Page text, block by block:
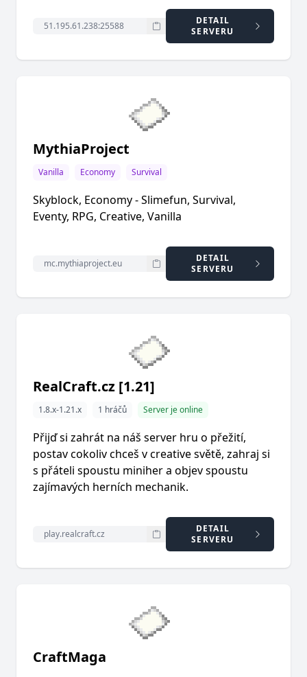
DETAIL
SERVERU
MythiaProject
Vanilla Economy Survival
Skyblock, Economy - Slimefun, Survival,
Eventy, RPG, Creative, Vanilla
DETAIL
SERVERU
RealCraft.cz [1.21]
1.8.x-1.21.x 1 hráčů Server je online
Přijď si zahrát na náš server hru o přežití,
postav cokoliv chceš v creative světě, zahraj si
s přáteli spoustu miniher a objev spoustu
zajímavých herních mechanik.
DETAIL
SERVERU
CraftMaga